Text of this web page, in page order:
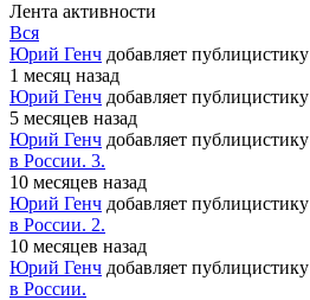
Лента активности
Вся
Юрий Генч добавляет публицистику
1 месяц назад
Юрий Генч добавляет публицистику
5 месяцев назад
Юрий Генч добавляет публицистику
в России. 3.
10 месяцев назад
Юрий Генч добавляет публицистику
в России. 2.
10 месяцев назад
Юрий Генч добавляет публицистику
в России.